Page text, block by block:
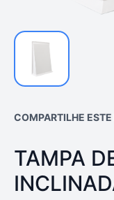
COMPARTILHE
TAMPA